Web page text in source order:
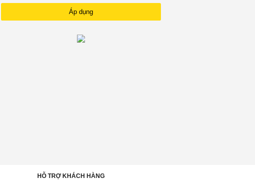
Áp dụng
HỖ TRỢ KHÁCH HÀNG